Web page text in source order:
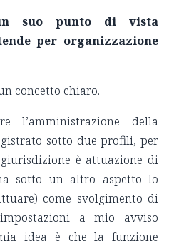
suo punto di vista
per organizzazione
concetto chiaro.
l’amministrazione della
sotto due profili, per
è attuazione di
sotto un altro aspetto lo
come svolgimento di
a mio avviso
idea è che la funzione